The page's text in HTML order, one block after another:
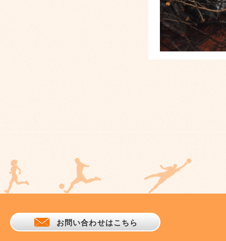
お問い合わせはこちら